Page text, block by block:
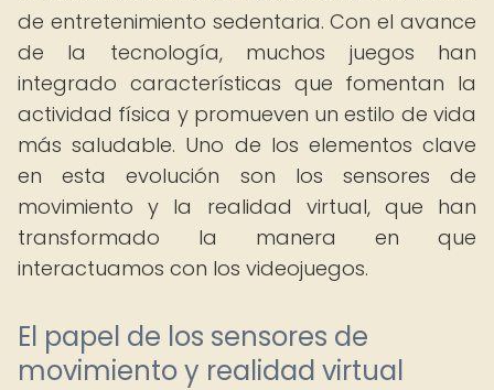
de entretenimiento sedentaria. Con el avance
de la tecnología, muchos juegos han
integrado características que fomentan la
actividad física y promueven un estilo de vida
más saludable. Uno de los elementos clave
en esta evolución son los sensores de
movimiento y la realidad virtual, que han
transformado la manera en que
interactuamos con los videojuegos.
El papel de los sensores de
movimiento y realidad virtual